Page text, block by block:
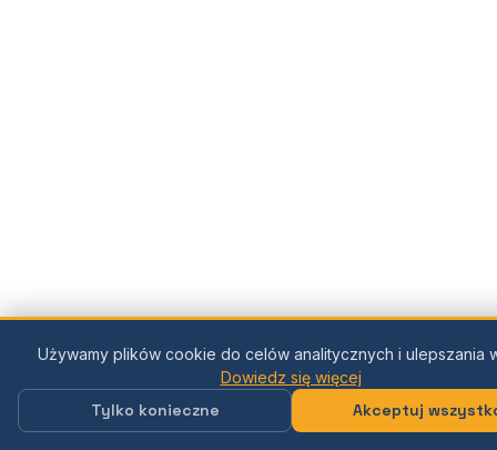
Używamy plików cookie do celów analitycznych i ulepszania
Dowiedz się więcej
Tylko konieczne Akceptuj